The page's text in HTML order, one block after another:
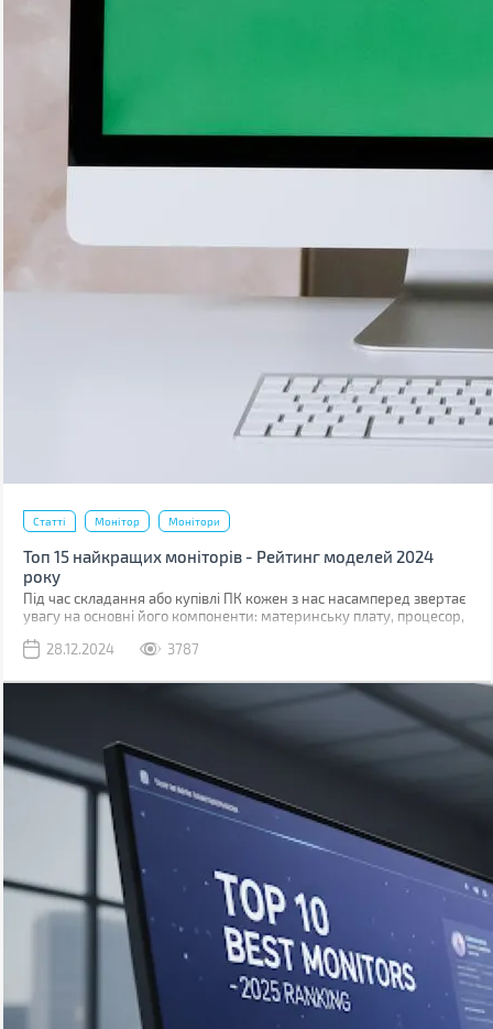
Статті Монітор Монітори
Топ 15 найкращих моніторів - Рейтинг моделей 2024
року
Під час складання або купівлі ПК кожен з нас насамперед звертає
увагу на основні його компоненти: материнську плату, процесор,
часу, проведеного за комп'ютером, ми дивимося не всередину
статті. Сьогодні поговоримо про найбільш вдалі та вигідні
28.12.2024 3787